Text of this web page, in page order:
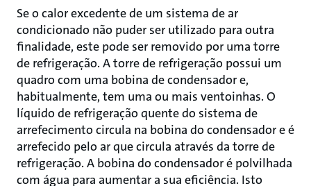
Se o calor excedente de um sistema de ar
condicionado não puder ser utilizado para outra
finalidade, este pode ser removido por uma torre
de refrigeração. A torre de refrigeração possui um
quadro com uma bobina de condensador e,
habitualmente, tem uma ou mais ventoinhas. O
líquido de refrigeração quente do sistema de
arrefecimento circula na bobina do condensador e é
arrefecido pelo ar que circula através da torre de
refrigeração. A bobina do condensador é polvilhada
com água para aumentar a sua eficiência. Isto